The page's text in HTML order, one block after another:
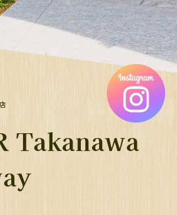
Takanawa